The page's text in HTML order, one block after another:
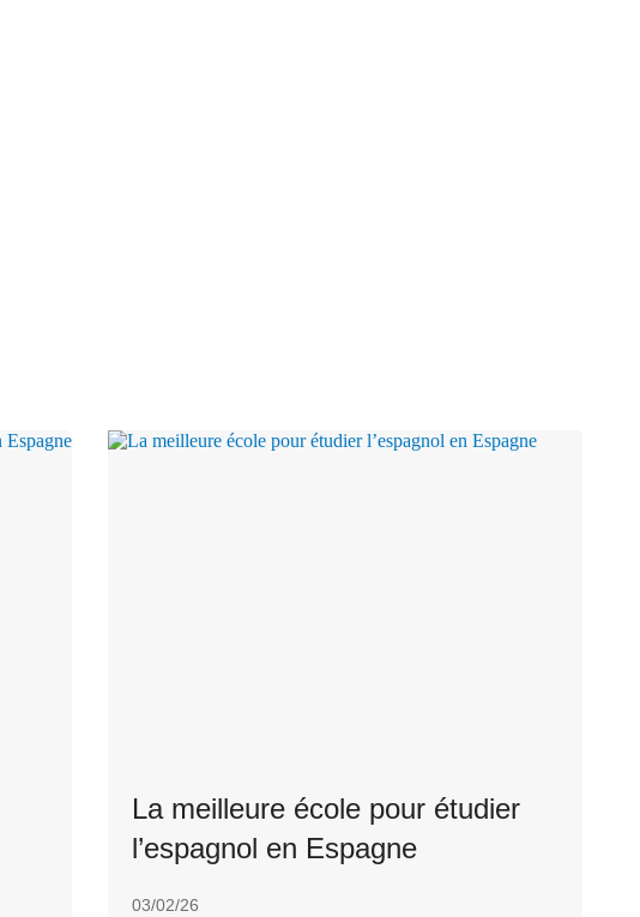
La meilleure école pour étudier
l’espagnol en Espagne
03/02/26